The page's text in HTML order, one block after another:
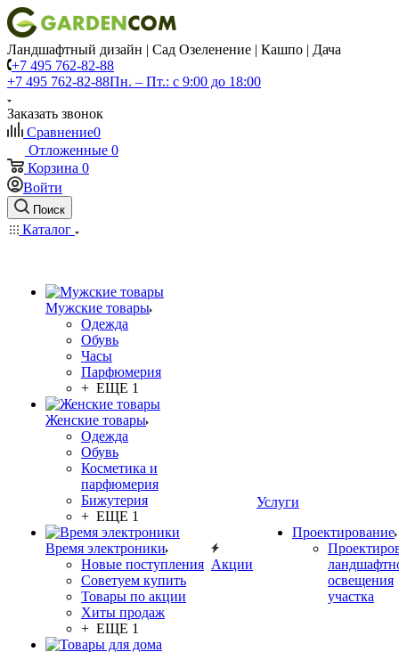
Ландшафтный дизайн | Сад Озеленение | Кашпо | Дача
+7 495 762-82-88
+7 495 762-82-88Пн. – Пт.: с 9:00 до 18:00
Заказать звонок
Сравнение0
Отложенные 0
Корзина 0
Войти
Поиск
Каталог
Мужские товары
Одежда
Обувь
Часы
Парфюмерия
+ ЕЩЕ 1
Женские товары
Одежда
Обувь
Косметика и
парфюмерия
Бижутерия
+ ЕЩЕ 1
Время электроники
Новые поступления
Советуем купить
Товары по акции
Хиты продаж
+ ЕЩЕ 1
Акции
Услуги
Проектирование
освещения
участка